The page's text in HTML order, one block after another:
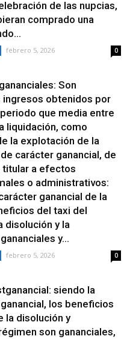
de las nupcias,
comprado una
febrero 5, 2026 0
Son
ingresos obtenidos por
que media entre
liquidación, como
la explotación de la
carácter ganancial, de
titular a efectos
o administrativos:
ganancial de la
del taxi del
disolución y la
y...
febrero 5, 2026 0
siendo la
los beneficios
la disolución y
son gananciales,